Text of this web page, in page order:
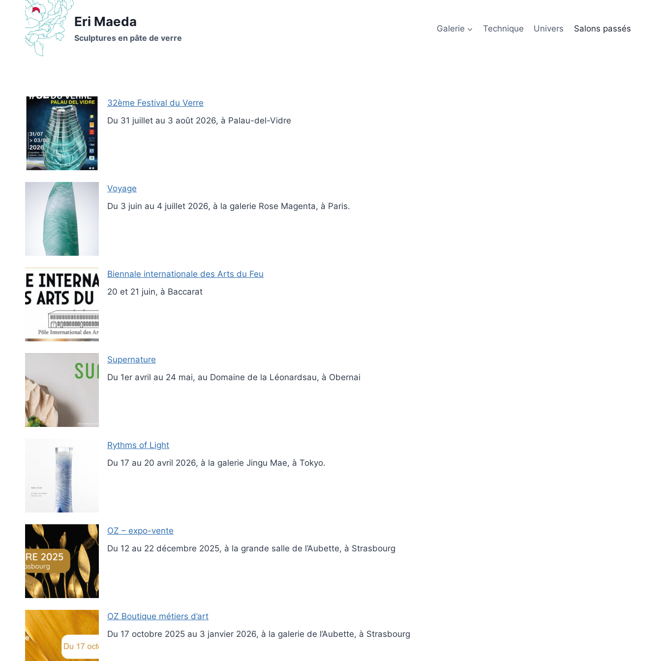
contenu
Eri Maeda
Sculptures en pâte de verre
Galerie Technique Univers Salons passés
32ème Festival du Verre
Du 31 juillet au 3 août 2026, à Palau-del-Vidre
Voyage
Du 3 juin au 4 juillet 2026, à la galerie Rose Magenta, à Paris.
Biennale internationale des Arts du Feu
20 et 21 juin, à Baccarat
Supernature
Du 1er avril au 24 mai, au Domaine de la Léonardsau, à Obernai
Rythms of Light
Du 17 au 20 avril 2026, à la galerie Jingu Mae, à Tokyo.
OZ – expo-vente
Du 12 au 22 décembre 2025, à la grande salle de l’Aubette, à Strasbourg
OZ Boutique métiers d’art
Du 17 octobre 2025 au 3 janvier 2026, à la galerie de l’Aubette, à Strasbourg